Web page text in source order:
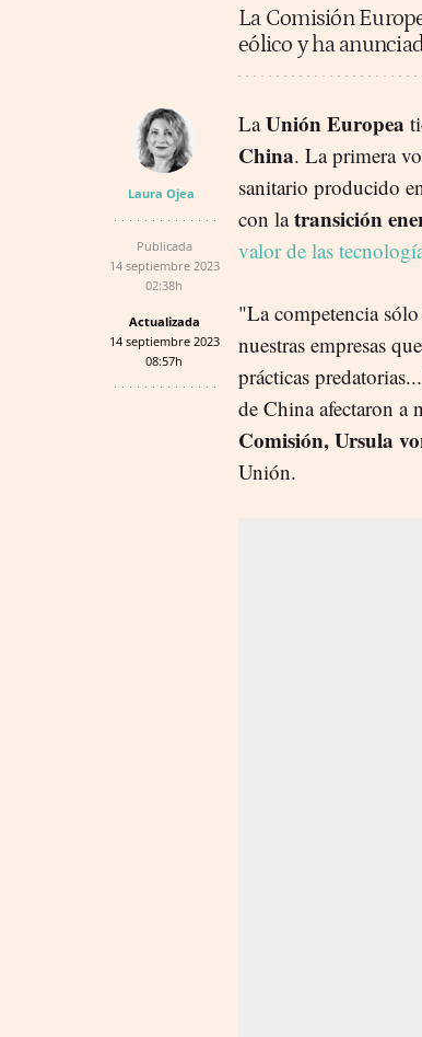
La Comisión
eólico y ha
Laura Ojea
Publicada
14 septiembre 2023
02:38h
Actualizada
14 septiembre 2023
08:57h
LaUnión Europea
China. La primera
sanitario producido
con latransición
valor de las
"La competencia sólo
nuestras empresas
prácticas
de China afectaron a
Comisión, Ursula
Unión.